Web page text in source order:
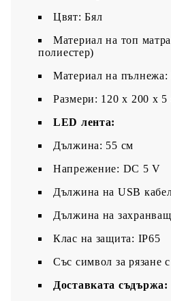
Цвят: Бял
Материал на топ
полиестер)
Материал на пълнежа:
Размери: 120 x 200 x
LED лента:
Дължина: 55 см
Напрежение: DC 5 V
Дължина на USB
Дължина на
Клас на защита: IP65
Със символ за рязане
Доставката съдържа: